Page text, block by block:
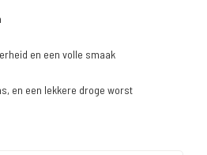
en een volle smaak
en een lekkere droge worst